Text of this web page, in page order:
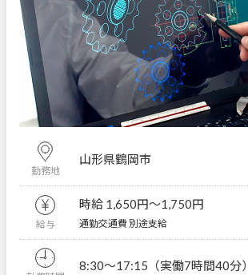
勤務地
山形県鶴岡市
給与
時給 1,650円〜1,750円
通勤交通費 別途支給
8:30～17:15（実働7時間40分）